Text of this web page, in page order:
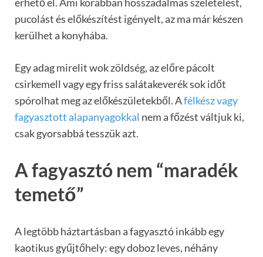
pucolást és előkészítést igényelt, az ma már készen
kerülhet a konyhába.
Egy adag mirelit wok zöldség, az előre pácolt
csirkemell vagy egy friss salátakeverék sok időt
spórolhat meg az előkészületekből. Afélkész vagy
fagyasztott alapanyagokkal nem a főzést váltjuk ki,
csak gyorsabbá tesszük azt.
A fagyasztó nem “maradék
temető”
A legtöbb háztartásban a fagyasztó inkább egy
kaotikus gyűjtőhely: egy doboz leves, néhány